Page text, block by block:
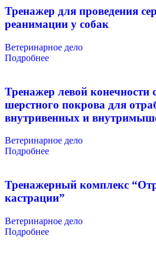
Тренажер для проведения
реанимации у собак
Ветеринарное дело
Подробнее
Тренажер левой конечности
шерстного покрова для
внутривенных и
Ветеринарное дело
Подробнее
Тренажерный комплекс
кастрации”
Ветеринарное дело
Подробнее